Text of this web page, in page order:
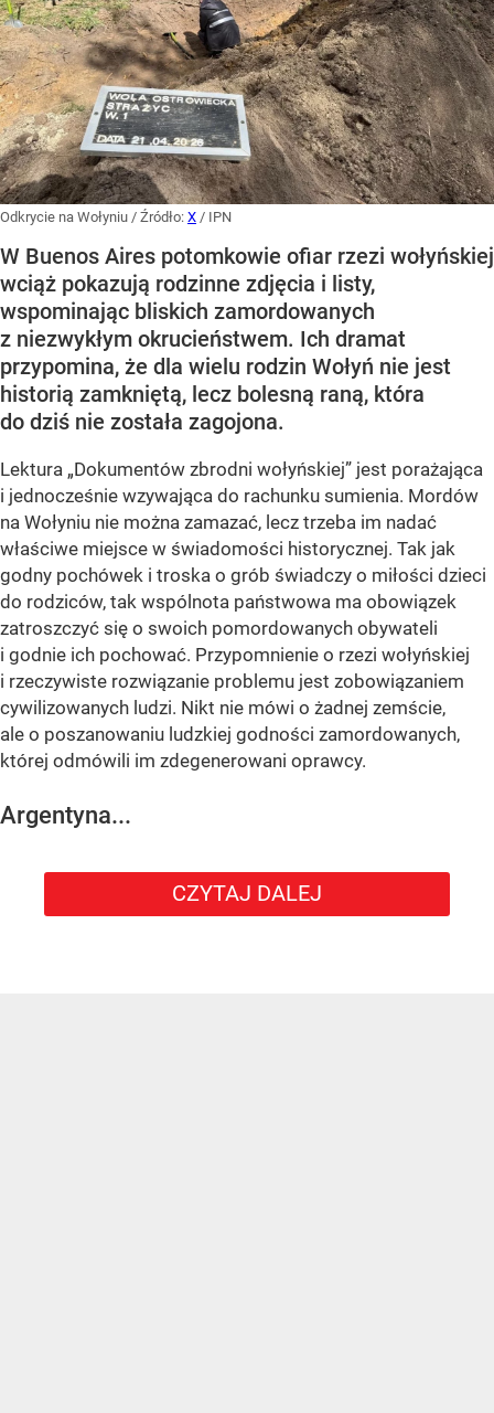
Odkrycie na Wołyniu / Źródło: X / IPN
W Buenos Aires potomkowie ofiar rzezi wołyńskiej
wciąż pokazują rodzinne zdjęcia i listy,
wspominając bliskich zamordowanych
z niezwykłym okrucieństwem. Ich dramat
przypomina, że dla wielu rodzin Wołyń nie jest
historią zamkniętą, lecz bolesną raną, która
do dziś nie została zagojona.
Lektura „Dokumentów zbrodni wołyńskiej” jest porażająca
i jednocześnie wzywająca do rachunku sumienia. Mordów
na Wołyniu nie można zamazać, lecz trzeba im nadać
właściwe miejsce w świadomości historycznej. Tak jak
godny pochówek i troska o grób świadczy o miłości dzieci
do rodziców, tak wspólnota państwowa ma obowiązek
zatroszczyć się o swoich pomordowanych obywateli
i godnie ich pochować. Przypomnienie o rzezi wołyńskiej
i rzeczywiste rozwiązanie problemu jest zobowiązaniem
cywilizowanych ludzi. Nikt nie mówi o żadnej zemście,
ale o poszanowaniu ludzkiej godności zamordowanych,
której odmówili im zdegenerowani oprawcy.
Argentyna...
CZYTAJ DALEJ